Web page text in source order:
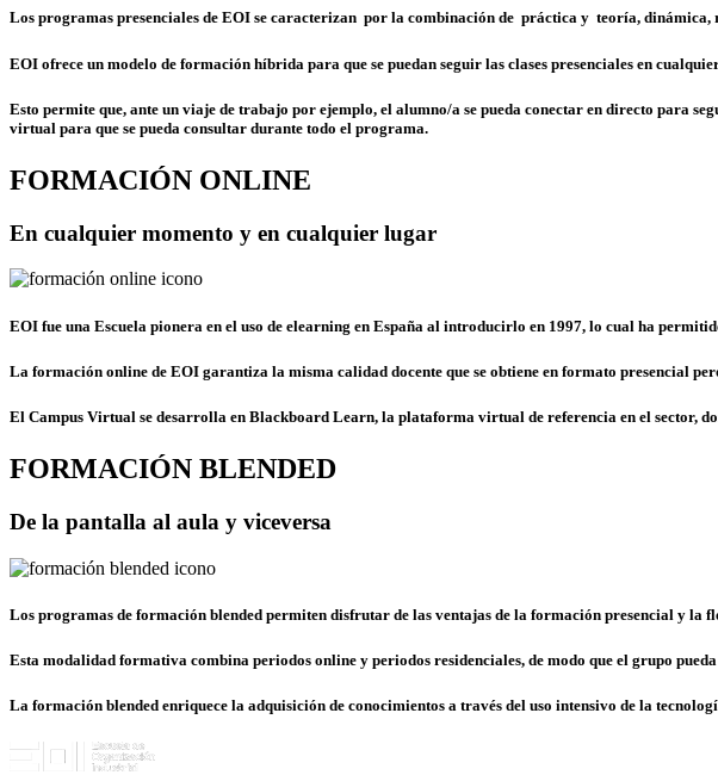
Los programas presenciales de EOI se caracterizan por la combinación de práctica y teoría, dinámica,
EOI ofrece un modelo de formación híbrida para que se puedan seguir las clases presenciales en
Esto permite que, ante un viaje de trabajo por ejemplo, el alumno/a se pueda conectar en directo para
virtual para que se pueda consultar durante todo el programa.
FORMACIÓN ONLINE
En cualquier momento y en cualquier lugar
EOI fue una Escuela pionera en el uso de elearning en España al introducirlo en 1997, lo cual ha
La formación online de EOI garantiza la misma calidad docente que se obtiene en formato presencial
El Campus Virtual se desarrolla en Blackboard Learn, la plataforma virtual de referencia en el sector,
FORMACIÓN BLENDED
De la pantalla al aula y viceversa
Los programas de formación blended permiten disfrutar de las ventajas de la formación presencial y la
Esta modalidad formativa combina periodos online y periodos residenciales, de modo que el grupo pueda
La formación blended enriquece la adquisición de conocimientos a través del uso intensivo de la